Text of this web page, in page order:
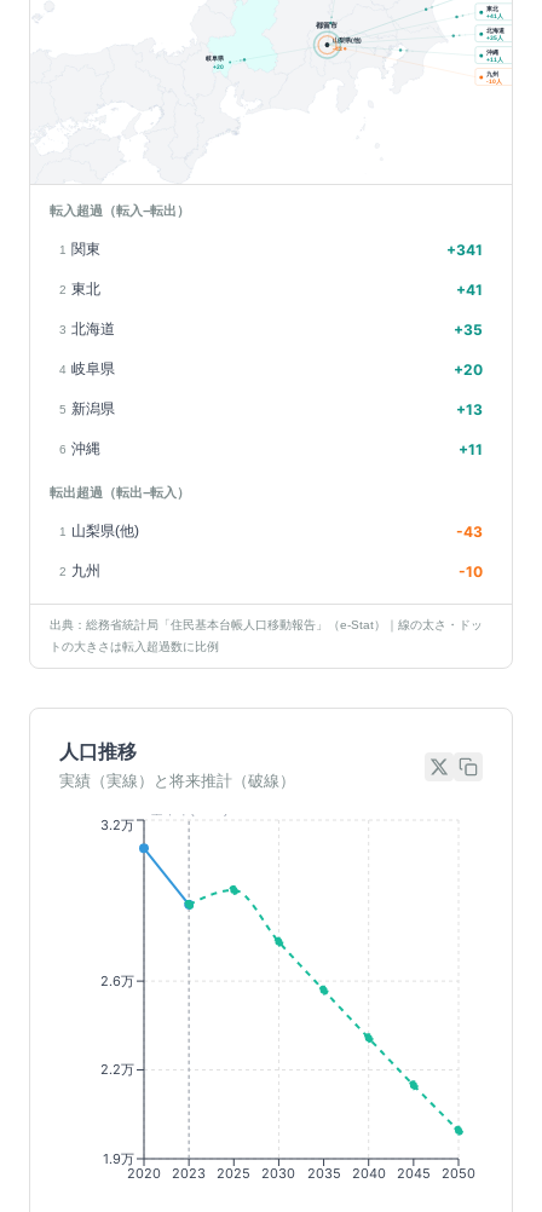
岐阜県
+20
山梨県(他)
-43
都留市
東北
+41人
北海道
+35人
沖縄
+11人
九州
-10人
転入超過（転入−転出）
1 関東 +341
2 東北 +41
3 北海道 +35
4 岐阜県 +20
5 新潟県 +13
6 沖縄 +11
転出超過（転出−転入）
1 山梨県(他) -43
2 九州 -10
出典：総務省統計局「住民基本台帳人口移動報告」（e-Stat）｜線の太さ・ドッ
トの大きさは転入超過数に比例
人口推移
実績（実線）と将来推計（破線）
2020 2023 2025 2030 2035 2040 2045 2050
1.9万
2.2万
2.6万
3.2万